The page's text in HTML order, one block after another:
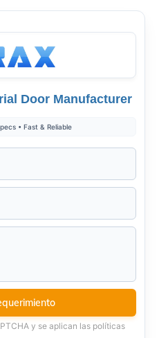
Door Manufacturer
• Fast & Reliable
y se aplican las políticas